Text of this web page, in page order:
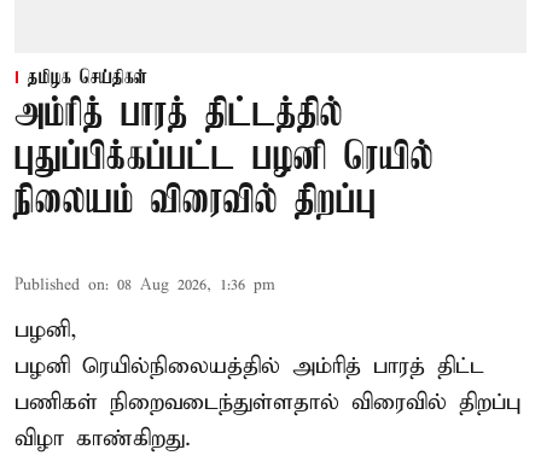
தமிழக செய்திகள்
அம்ரித் பாரத் திட்டத்தில்
புதுப்பிக்கப்பட்ட பழனி ரெயில்
நிலையம் விரைவில் திறப்பு
Published on: 08 Aug 2026, 1:36 pm
பழனி,
பழனி ரெயில்நிலையத்தில் அம்ரித் பாரத் திட்ட
பணிகள் நிறைவடைந்துள்ளதால் விரைவில் திறப்பு
விழா காண்கிறது.